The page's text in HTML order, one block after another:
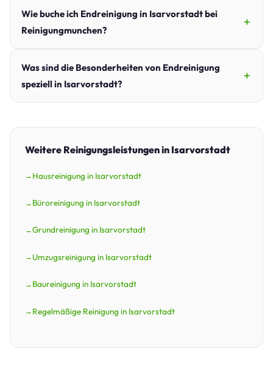
Wie buche ich Endreinigung in Isarvorstadt bei
Reinigungmunchen?
Was sind die Besonderheiten von Endreinigung
speziell in Isarvorstadt?
Weitere Reinigungsleistungen in Isarvorstadt
Hausreinigung in Isarvorstadt
Büroreinigung in Isarvorstadt
Grundreinigung in Isarvorstadt
Umzugsreinigung in Isarvorstadt
Baureinigung in Isarvorstadt
Regelmäßige Reinigung in Isarvorstadt